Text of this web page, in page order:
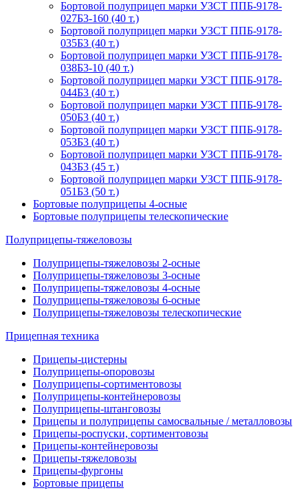
Бортовой полуприцеп марки УЗСТ ППБ-9178-
027Б3-160 (40 т.)
Бортовой полуприцеп марки УЗСТ ППБ-9178-
035Б3 (40 т.)
Бортовой полуприцеп марки УЗСТ ППБ-9178-
038Б3-10 (40 т.)
Бортовой полуприцеп марки УЗСТ ППБ-9178-
044Б3 (40 т.)
Бортовой полуприцеп марки УЗСТ ППБ-9178-
050Б3 (40 т.)
Бортовой полуприцеп марки УЗСТ ППБ-9178-
053Б3 (40 т.)
Бортовой полуприцеп марки УЗСТ ППБ-9178-
043Б3 (45 т.)
Бортовой полуприцеп марки УЗСТ ППБ-9178-
051Б3 (50 т.)
Бортовые полуприцепы 4-осные
Бортовые полуприцепы телескопические
Полуприцепы-тяжеловозы
Полуприцепы-тяжеловозы 2-осные
Полуприцепы-тяжеловозы 3-осные
Полуприцепы-тяжеловозы 4-осные
Полуприцепы-тяжеловозы 6-осные
Полуприцепы-тяжеловозы телескопические
Прицепная техника
Прицепы-цистерны
Полуприцепы-опоровозы
Полуприцепы-сортиментовозы
Полуприцепы-контейнеровозы
Полуприцепы-штанговозы
Прицепы и полуприцепы самосвальные / металловозы
Прицепы-роспуски, сортиментовозы
Прицепы-контейнеровозы
Прицепы-тяжеловозы
Прицепы-фургоны
Бортовые прицепы